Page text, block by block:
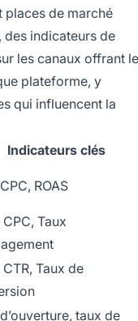
places de marché
des indicateurs de
les canaux offrant le
plateforme, y
qui influencent la
Indicateurs clés
ROAS
CPC, Taux
CTR, Taux de
taux de